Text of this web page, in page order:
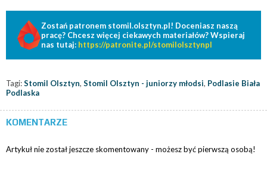
Zostań patronem stomil.olsztyn.pl! Doceniasz naszą
pracę? Chcesz więcej ciekawych materiałów? Wspieraj
nas tutaj: https://patronite.pl/stomilolsztynpl
Tagi:Stomil Olsztyn, Stomil Olsztyn - juniorzy młodsi, Podlasie Biała
Podlaska
KOMENTARZE
Artykuł nie został jeszcze skomentowany - możesz być pierwszą osobą!